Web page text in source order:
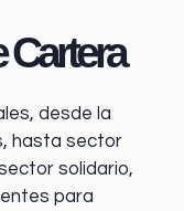
desde la
, hasta sector
solidario,
para